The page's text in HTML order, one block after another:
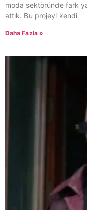
moda sektöründe fark
attık. Bu projeyi kendi
Daha Fazla »